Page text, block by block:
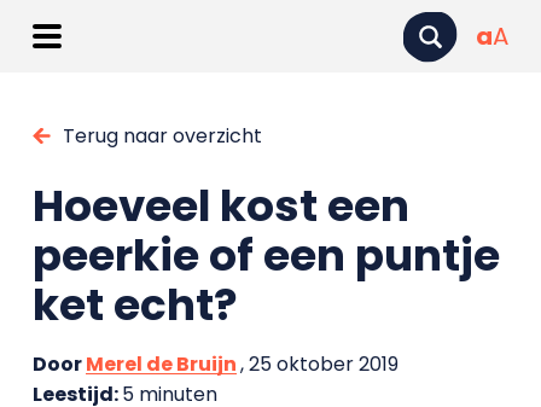
aA
Terug naar overzicht
Hoeveel kost een
peerkie of een puntje
ket echt?
DoorMerel de Bruijn, 25 oktober 2019
Leestijd:5 minuten